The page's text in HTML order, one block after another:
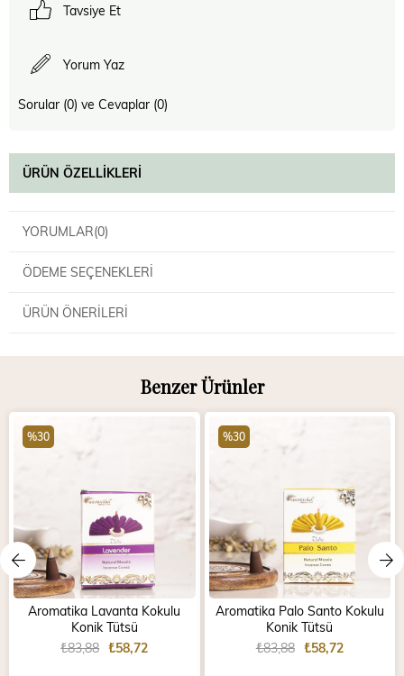
Tavsiye Et
Yorum Yaz
Sorular (0) ve Cevaplar (0)
ÜRÜN ÖZELLIKLERI
YORUMLAR(0)
ÖDEME SEÇENEKLERI
ÜRÜN ÖNERILERI
Benzer Ürünler
Aromatika Lavanta Kokulu
Konik Tütsü
₺58,72
₺83,88
%30
Aromatika Palo Santo Kokulu
Konik Tütsü
₺58,72
₺83,88
%30